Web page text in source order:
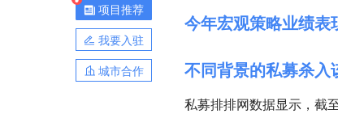
项目推荐
我要入驻
城市合作
今年宏观策略业绩表
不同背景的私募杀入
私募排排网数据显示，截